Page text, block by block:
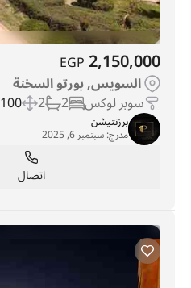
2,150,000
EGP
السويس, بورتو السخنة
سوبر لوكس 2
2
100 m
برزنتيشن
مدرج:سبتمبر 6, 2025
اتصال